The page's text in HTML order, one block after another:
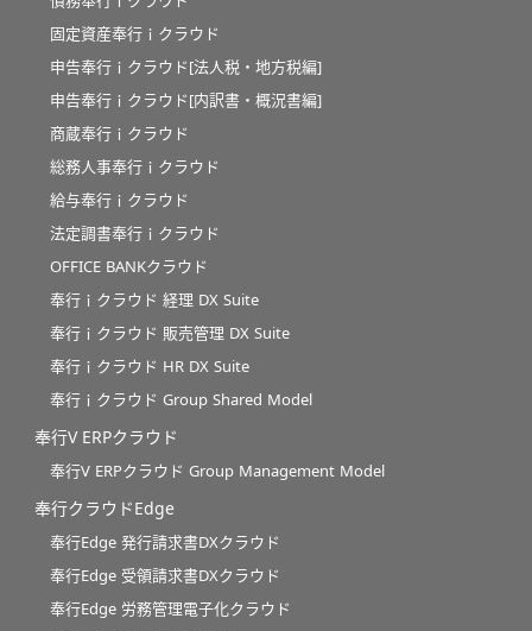
固定資産奉行ｉクラウド
申告奉行ｉクラウド[法人税・地方税編]
申告奉行ｉクラウド[内訳書・概況書編]
商蔵奉行ｉクラウド
総務人事奉行ｉクラウド
給与奉行ｉクラウド
法定調書奉行ｉクラウド
OFFICE BANKクラウド
奉行ｉクラウド 経理 DX Suite
奉行ｉクラウド 販売管理 DX Suite
奉行ｉクラウド HR DX Suite
奉行ｉクラウド Group Shared Model
奉行V ERPクラウド
奉行V ERPクラウド Group Management Model
奉行クラウドEdge
奉行Edge 発行請求書DXクラウド
奉行Edge 受領請求書DXクラウド
奉行Edge 労務管理電子化クラウド